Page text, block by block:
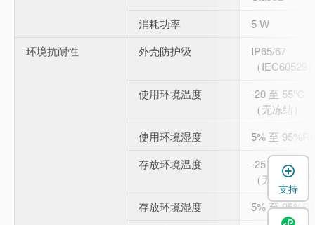
消耗功率
5 W
环境抗耐性
外壳防护级
IP65/67
（IEC60529
使用环境温度
-20 至 55℃
（无冻结）
使用环境湿度
5% 至
存放环境温度
-25 至 70℃
（无冻结）
存放环境湿度
5% 至
支持